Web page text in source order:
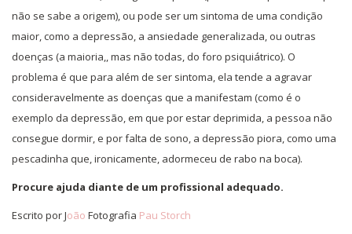
não se sabe a origem), ou pode ser um sintoma de uma condição
maior, como a depressão, a ansiedade generalizada, ou outras
doenças (a maioria,, mas não todas, do foro psiquiátrico). O
problema é que para além de ser sintoma, ela tende a agravar
consideravelmente as doenças que a manifestam (como é o
exemplo da depressão, em que por estar deprimida, a pessoa não
consegue dormir, e por falta de sono, a depressão piora, como uma
pescadinha que, ironicamente, adormeceu de rabo na boca).
Procure ajuda diante de um profissional adequado.
Escrito por João Fotografia Pau Storch